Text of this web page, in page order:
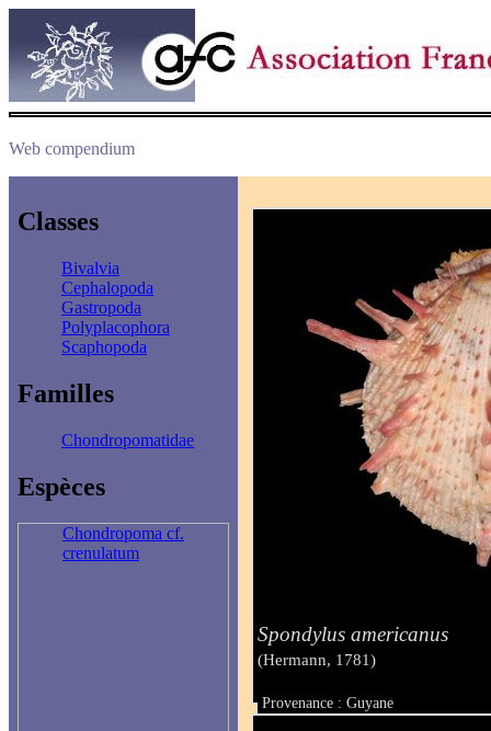
Web compendium
Classes
Bivalvia
Cephalopoda
Gastropoda
Polyplacophora
Scaphopoda
Familles
Chondropomatidae
Espèces
Chondropoma cf.
crenulatum
Spondylus americanus
(Hermann, 1781)
Provenance : Guyane
Taille : 210 mm